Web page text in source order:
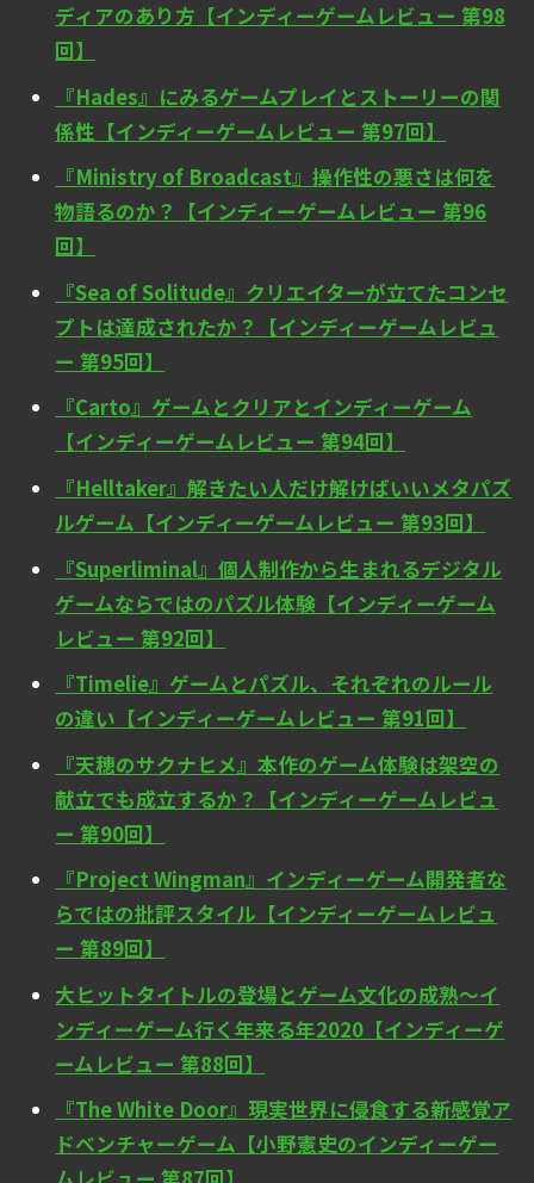
ディアのあり方【インディーゲームレビュー 第98
回】
『Hades』にみるゲームプレイとストーリーの関
係性【インディーゲームレビュー 第97回】
『Ministry of Broadcast』操作性の悪さは何を
物語るのか？【インディーゲームレビュー 第96
回】
『Sea of Solitude』クリエイターが立てたコンセ
プトは達成されたか？【インディーゲームレビュ
ー 第95回】
『Carto』ゲームとクリアとインディーゲーム
【インディーゲームレビュー 第94回】
『Helltaker』解きたい人だけ解けばいいメタパズ
ルゲーム【インディーゲームレビュー 第93回】
『Superliminal』個人制作から生まれるデジタル
ゲームならではのパズル体験【インディーゲーム
レビュー 第92回】
『Timelie』ゲームとパズル、それぞれのルール
の違い【インディーゲームレビュー 第91回】
『天穂のサクナヒメ』本作のゲーム体験は架空の
献立でも成立するか？【インディーゲームレビュ
ー 第90回】
『Project Wingman』インディーゲーム開発者な
らではの批評スタイル【インディーゲームレビュ
ー 第89回】
大ヒットタイトルの登場とゲーム文化の成熟～イ
ンディーゲーム行く年来る年2020【インディーゲ
ームレビュー 第88回】
『The White Door』現実世界に侵食する新感覚ア
ドベンチャーゲーム【小野憲史のインディーゲー